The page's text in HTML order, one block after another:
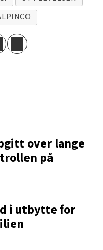
over lange
på
i utbytte for